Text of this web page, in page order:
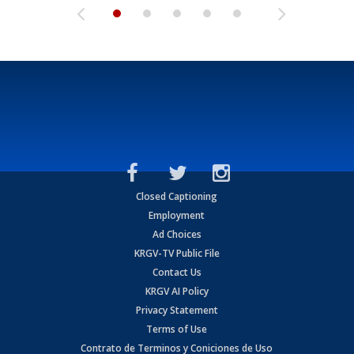
Closed Captioning
Employment
Ad Choices
KRGV-TV Public File
Contact Us
KRGV AI Policy
Privacy Statement
Terms of Use
Contrato de Terminos y Coniciones de Uso